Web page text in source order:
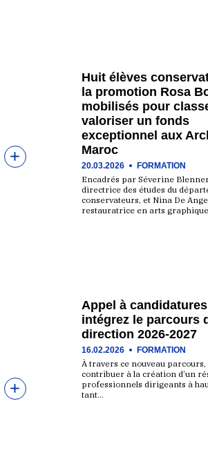
Huit élèves
la promotion Rosa
mobilisés pour
valoriser un fonds
exceptionnel aux
Maroc
20.03.2026 FORMATION
Encadrés par Séverine
directrice des études du
conservateurs, et Nina De
restauratrice en arts
Appel à
intégrez le parcours
direction 2026-2027
16.02.2026 FORMATION
À travers ce nouveau parcours,
contribuer à la création d’un
professionnels dirigeants à
tant…